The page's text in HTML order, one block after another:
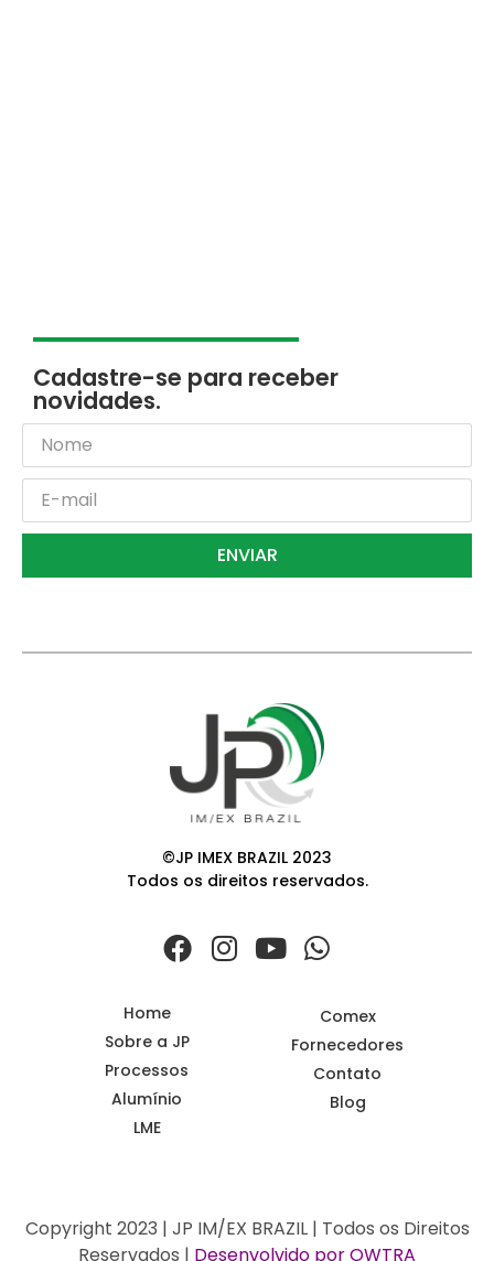
Cadastre-se para receber
novidades.
ENVIAR
©JP IMEX BRAZIL 2023
Todos os direitos reservados.
Home
Sobre a JP
Processos
Alumínio
LME
Comex
Fornecedores
Contato
Blog
Copyright 2023 | JP IM/EX BRAZIL | Todos os Direitos
Reservados | Desenvolvido por OWTRA